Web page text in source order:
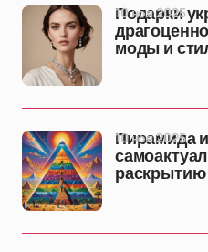
Подарки
моды и
10 ноя 2025
Пирамида
раскрытию
10 ноя 2025